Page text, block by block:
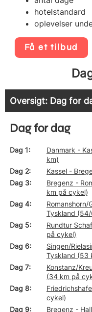
hotelstandard
oplevelser
Få et tilbud
Oversigt: Dag for
Dag for dag
Dag 1
Danmark -
km)
Dag 2
Kassel -
Dag 3
Bregenz -
km på cykel)
Dag 4
Romanshorn/
Tyskland
Dag 5
Rundtur
på cykel)
Dag 6
Singen/
Tyskland (53
Dag 7
Konstanz/
(34 km på
Dag 8
cykel)
Dag 9
Bregenz -